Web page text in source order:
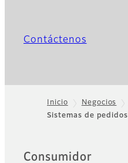
Contáctenos
Footer
Inicio Negocios
Sistemas de pedidos
Sitemap
Consumidor